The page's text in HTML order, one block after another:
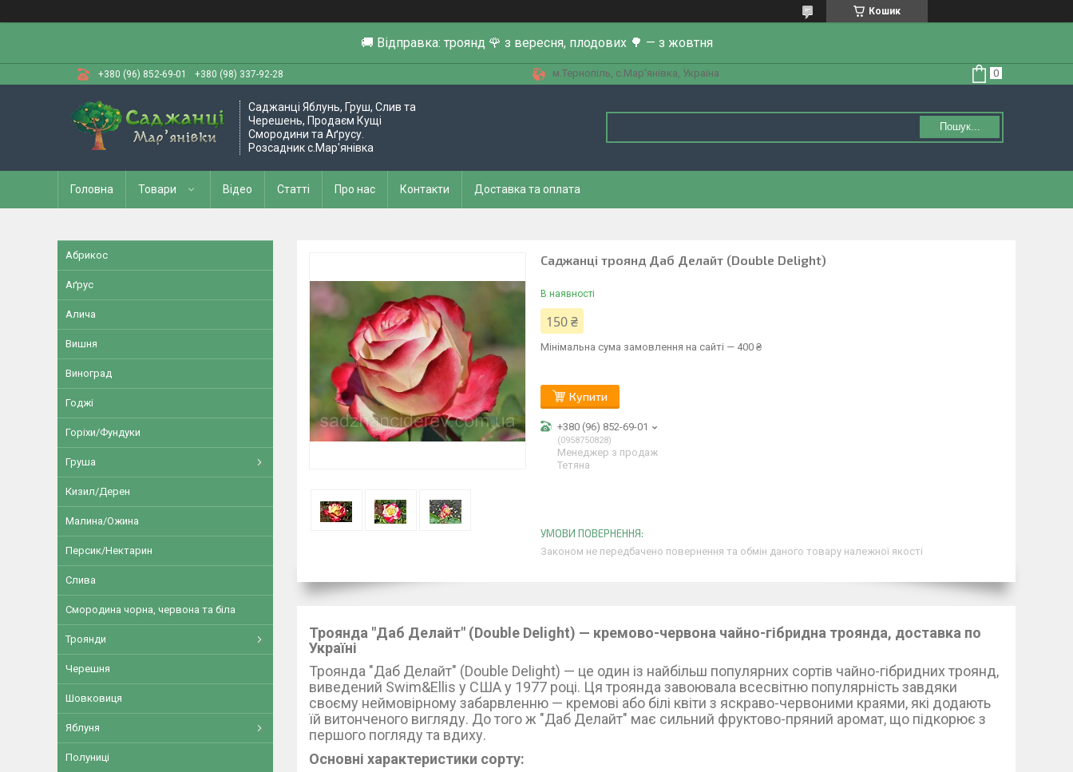
Кошик
🚚 Відправка: троянд 🌹 з вересня, плодових 🌳 — з жовтня
+380 (96) 852-69-01 +380 (98) 337-92-28 м.Тернопіль, с.Мар'янівка, Україна
Саджанці Яблунь, Груш, Слив та
Черешень, Продаєм Кущі
Смородини та Аґрусу.
Розсадник с.Мар'янівка
Пошук...
Головна Товари Відео Статті Про нас Контакти Доставка та оплата
Саджанці троянд Даб Делайт (Double Delight)
В наявності
150 ₴
Мінімальна сума замовлення на сайті — 400 ₴
Купити
+380 (96) 852-69-01
0958750828
Менеджер з продаж
Тетяна
Законом не передбачено повернення та обмін даного товару належної якості
Троянда "Даб Делайт" (Double Delight) — кремово-червона чайно-гібридна троянда, доставка по
Україні
Троянда "Даб Делайт" (Double Delight) — це один із найбільш популярних сортів чайно-гібридних троянд,
виведений Swim&Ellis у США у 1977 році. Ця троянда завоювала всесвітню популярність завдяки
своєму неймовірному забарвленню — кремові або білі квіти з яскраво-червоними краями, які додають
їй витонченого вигляду. До того ж "Даб Делайт" має сильний фруктово-пряний аромат, що підкорює з
першого погляду та вдиху.
Основні характеристики сорту:
Абрикос
Аґрус
Алича
Вишня
Виноград
Годжі
Горіхи/Фундуки
Груша
Кизил/Дерен
Малина/Ожина
Персик/Нектарин
Слива
Смородина чорна, червона та біла
Троянди
Черешня
Шовковиця
Яблуня
Полуниці